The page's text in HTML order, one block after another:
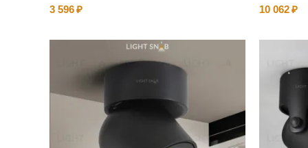
3 596
10 062